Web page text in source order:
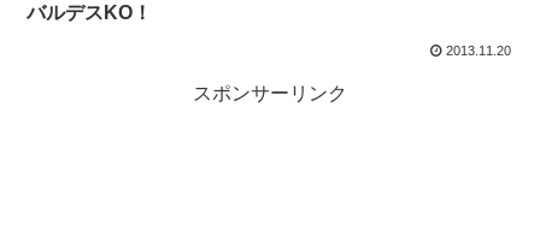
バルデスKO！
2013.11.20
スポンサーリンク